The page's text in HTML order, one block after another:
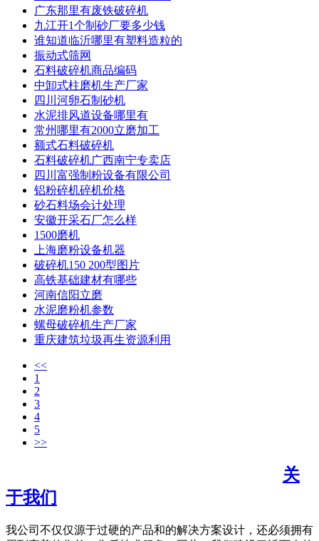
广东那里有废铁破碎机
九江开1个制砂厂要多少钱
谁知道临沂哪里有塑料造粒的
振动式筛网
石料破碎机商品编码
中卸式柱磨机生产厂家
四川河卵石制砂机
水泥排风道设备哪里有
常州哪里有2000立磨加工
额式石料破碎机
石料破碎机广西南宁专卖店
四川富强制粉设备有限公司
铝粉碎机碎机价格
砂石料场会计处理
安徽开采石厂怎么样
1500磨机
上海磨粉设备机器
破碎机150 200型图片
高铁基础建材有哪些
河南信阳立磨
水泥磨粉机参数
螺母破碎机生产厂家
重庆建筑垃圾再生资源利用
<<
1
2
3
4
5
>>
关
于我们
我公司不仅仅源于过硬的产品和的解决方案设计，还必须拥有